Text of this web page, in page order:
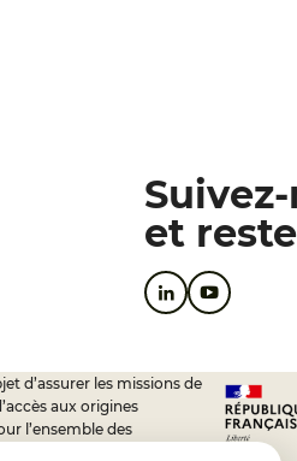
et
d’assurer les missions de
aux origines
l’ensemble des